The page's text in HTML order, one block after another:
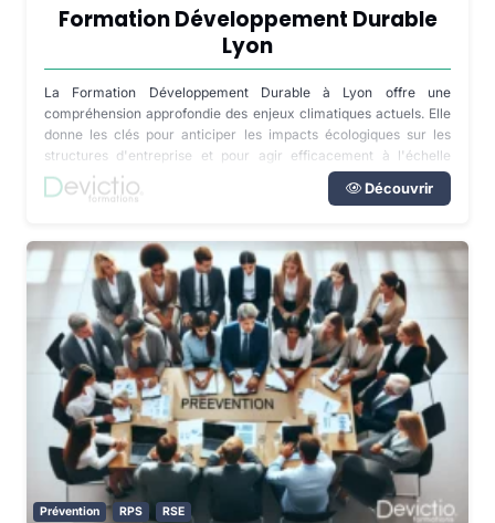
Formation Développement Durable
Lyon
La Formation Développement Durable à Lyon offre une
compréhension approfondie des enjeux climatiques actuels. Elle
donne les clés pour anticiper les impacts écologiques sur les
structures d'entreprise et pour agir efficacement à l'échelle
individuelle et organisationnelle.
Découvrir
Prévention RPS RSE